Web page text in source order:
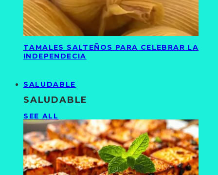
TAMALES SALTEÑOS PARA CELEBRAR LA
INDEPENDECIA
SALUDABLE
SALUDABLE
SEE ALL